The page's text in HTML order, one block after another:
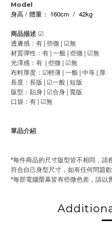
Model
身高 / 體重： 160cm / 42kg
商品描述 ☑
透膚感：有 | 些微 | ☑無
材質彈性：有 | 一般 | 些微 | ☑無
光澤感：有 | 些微 | ☑無
布料厚度： ☑輕薄 | 一般 | 中等 | 厚
長度：長版 | ☑一般 | 短版
版型：貼身 | ☑合身 | 寬版
口袋：有 | ☑無
單品介紹
*每件商品的尺寸版型皆不相同，請
符合自己身型尺寸，如有任何問題
*每部電腦螢幕皆有些微色差，請以